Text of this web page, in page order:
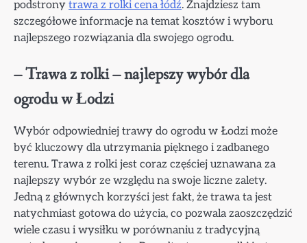
podstrony trawa z rolki cena łódź. Znajdziesz tam
szczegółowe informacje na temat kosztów i wyboru
najlepszego rozwiązania dla swojego ogrodu.
– Trawa z rolki – najlepszy wybór dla
ogrodu w Łodzi
Wybór odpowiedniej trawy do ogrodu w Łodzi może
być kluczowy dla utrzymania pięknego i zadbanego
terenu. Trawa z rolki jest coraz częściej uznawana za
najlepszy wybór ze względu na swoje liczne zalety.
Jedną z głównych korzyści jest fakt, że trawa ta jest
natychmiast gotowa do użycia, co pozwala zaoszczędzić
wiele czasu i wysiłku w porównaniu z tradycyjną